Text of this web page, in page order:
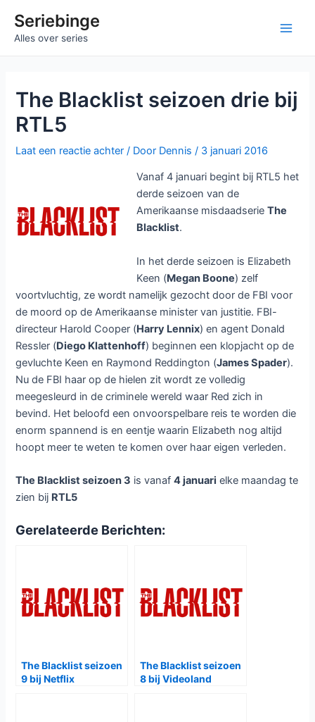
naarSeriebinge
Alles over series
The Blacklist seizoen drie bij
RTL5
Laat een reactie achter / Door Dennis/ 3 januari 2016
Vanaf 4 januari begint bij RTL5 het
derde seizoen van de
Amerikaanse misdaadserieThe
Blacklist.
In het derde seizoen is Elizabeth
Keen (Megan Boone) zelf
voortvluchtig, ze wordt namelijk gezocht door de FBI voor
de moord op de Amerikaanse minister van justitie. FBI-
directeur Harold Cooper (Harry Lennix) en agent Donald
Ressler (Diego Klattenhoff) beginnen een klopjacht op de
gevluchte Keen en Raymond Reddington (James Spader).
Nu de FBI haar op de hielen zit wordt ze volledig
meegesleurd in de criminele wereld waar Red zich in
bevind. Het beloofd een onvoorspelbare reis te worden die
enorm spannend is en eentje waarin Elizabeth nog altijd
hoopt meer te weten te komen over haar eigen verleden.
The Blacklist seizoen 3 is vanaf4 januari elke maandag te
zien bij RTL5
Gerelateerde Berichten:
The Blacklist seizoen
9 bij Netflix
The Blacklist seizoen
8 bij Videoland